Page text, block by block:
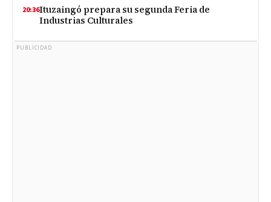
20:36Ituzaingó prepara su segunda Feria de
Industrias Culturales
PUBLICIDAD